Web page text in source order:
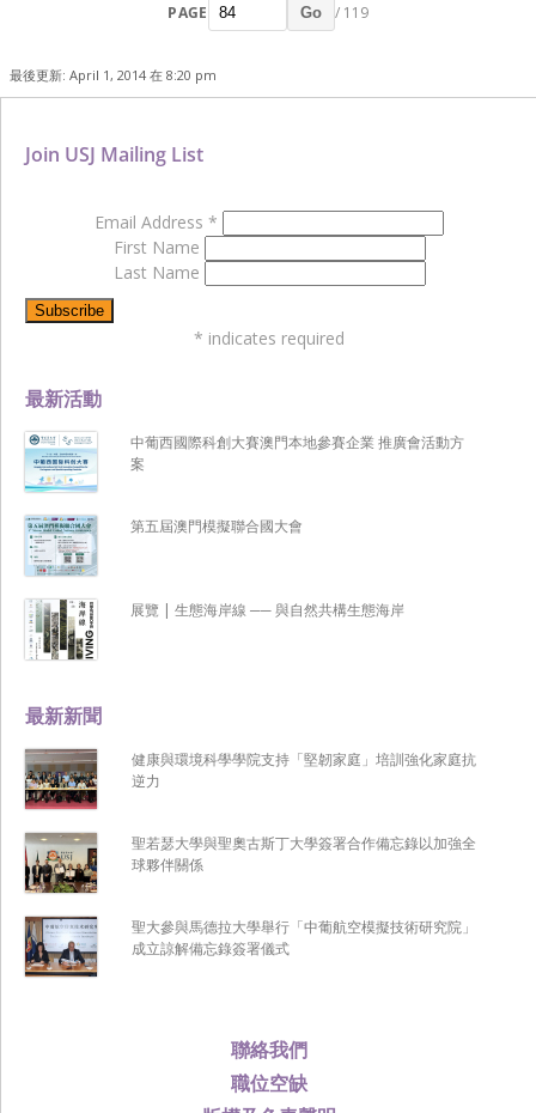
PAGE Go / 119
最後更新: April 1, 2014 在 8:20 pm
聯絡我們
職位空缺
最新新聞
健康與環境科學學院支持「堅韌家庭」培訓強化家庭抗
逆力
聖若瑟大學與聖奧古斯丁大學簽署合作備忘錄以加強全
球夥伴關係
聖大參與馬德拉大學舉行「中葡航空模擬技術研究院」
成立諒解備忘錄簽署儀式
最新活動
中葡西國際科創大賽澳門本地參賽企業 推廣會活動方
案
第五屆澳門模擬聯合國大會
展覽 | 生態海岸線 ── 與自然共構生態海岸
Join USJ Mailing List
Email Address *
First Name
Last Name
* indicates required